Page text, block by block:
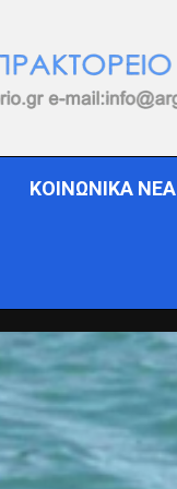
ΚΟΙΝΩΝΙΚΑ ΝΕΑ